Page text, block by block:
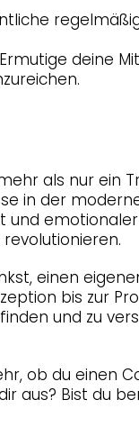
deine
als nur ein
in der
und
einen
bis zur
und zu
ob du einen
aus? Bist du